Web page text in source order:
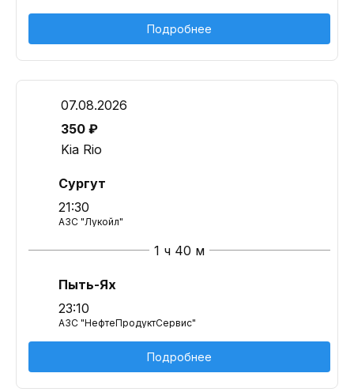
Подробнее
07.08.2026
350 ₽
Kia Rio
Сургут
21:30
АЗС "Лукойл"
1 ч 40 м
Пыть-Ях
23:10
АЗС "НефтеПродуктСервис"
Подробнее